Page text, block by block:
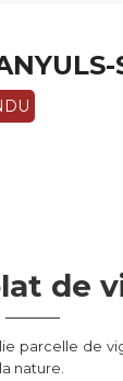
de
parcelle de
nature.